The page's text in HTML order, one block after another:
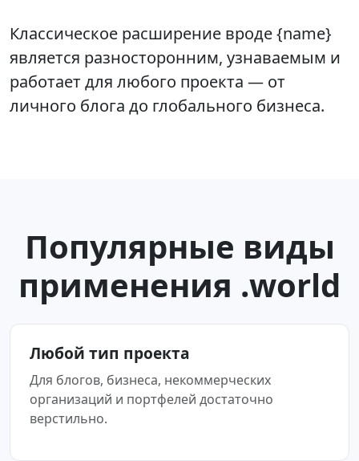
Классическое расширение вроде {name}
является разносторонним, узнаваемым и
работает для любого проекта — от
личного блога до глобального бизнеса.
Популярные виды
применения .world
Любой тип проекта
Для блогов, бизнеса, некоммерческих
организаций и портфелей достаточно
верстильно.